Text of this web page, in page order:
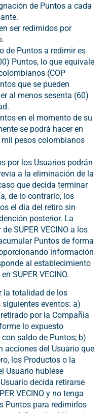
de Puntos a cada
ser redimidos por
de Puntos a redimir es
Puntos, lo que equivale
(COP
que se pueden
al menos sesenta (60)
en el momento de su
se podrá hacer en
pesos colombianos
por los Usuarios podrán
a la eliminación de la
que decida terminar
de lo contrario, los
el día del retiro sin
posterior. La
SUPER VECINO a los
Puntos de forma
información
al establecimiento
SUPER VECINO.
la totalidad de los
eventos: a)
por la Compañía
lo expuesto
saldo de Puntos; b)
acciones del Usuario que
los Productos o la
Usuario hubiese
decida retirarse
VECINO y no tenga
Puntos para redimirlos